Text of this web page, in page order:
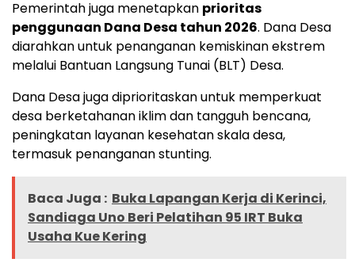
Pemerintah juga menetapkan prioritas
penggunaan Dana Desa tahun 2026. Dana Desa
diarahkan untuk penanganan kemiskinan ekstrem
melalui Bantuan Langsung Tunai (BLT) Desa.
Dana Desa juga diprioritaskan untuk memperkuat
desa berketahanan iklim dan tangguh bencana,
peningkatan layanan kesehatan skala desa,
termasuk penanganan stunting.
Baca Juga : Buka Lapangan Kerja di Kerinci,
Sandiaga Uno Beri Pelatihan 95 IRT Buka
Usaha Kue Kering